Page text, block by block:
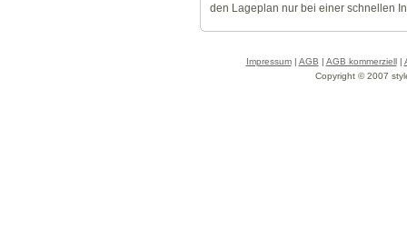
den Lageplan nur bei einer schnellen
Impressum| AGB | AGB kommerziell|
Copyright © 2007